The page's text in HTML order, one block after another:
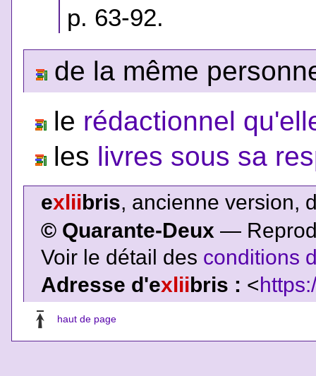
p. 63-92.
de la même
le rédactionnel
les livres sous sa
exlii bris, ancienne version,
© Quarante-Deux —
Voir le détail des conditions
Adresse d'exliibris : <
haut de page